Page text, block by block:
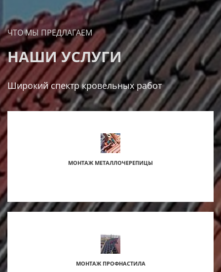
ЧТО МЫ ПРЕДЛАГАЕМ
НАШИ УСЛУГИ
Широкий спектр кровельных работ
МОНТАЖ МЕТАЛЛОЧЕРЕПИЦЫ
МОНТАЖ ПРОФНАСТИЛА